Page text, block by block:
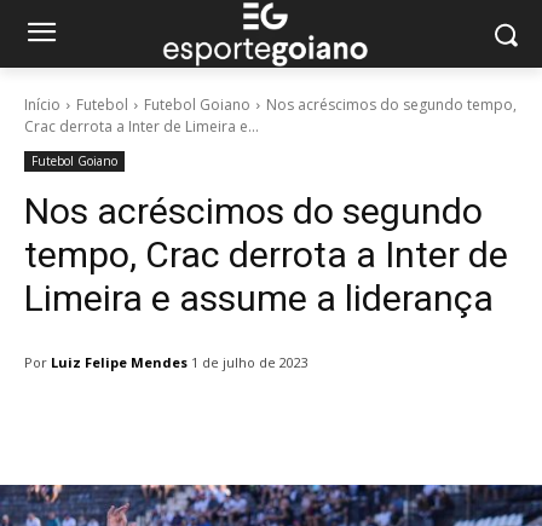
Início Futebol Futebol Goiano
Nos acréscimos do segundo tempo,
Crac derrota a Inter de Limeira e...
Futebol Goiano
Nos acréscimos do segundo
tempo, Crac derrota a Inter de
Limeira e assume a liderança
Por Luiz Felipe Mendes 1 de julho de 2023